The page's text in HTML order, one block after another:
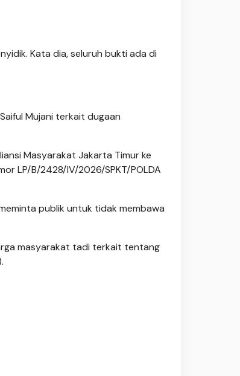
Kata dia, seluruh bukti ada di
Mujani terkait dugaan
Masyarakat Jakarta Timur ke
LP/B/2428/IV/2026/SPKT/POLDA
publik untuk tidak membawa
masyarakat tadi terkait tentang